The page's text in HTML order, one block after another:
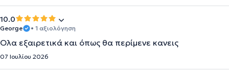
10.0
George • 1 αξιολόγηση
Ολα εξαιρετικά και όπως θα περίμενε κανεις
07 Ιουλίου 2026